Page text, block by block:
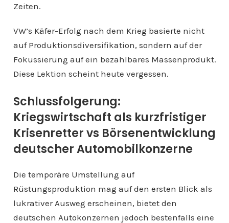
Zeiten.
VW’s Käfer-Erfolg nach dem Krieg basierte nicht
auf Produktionsdiversifikation, sondern auf der
Fokussierung auf ein bezahlbares Massenprodukt.
Diese Lektion scheint heute vergessen.
Schlussfolgerung:
Kriegswirtschaft als kurzfristiger
Krisenretter vs Börsenentwicklung
deutscher Automobilkonzerne
Die temporäre Umstellung auf
Rüstungsproduktion mag auf den ersten Blick als
lukrativer Ausweg erscheinen, bietet den
deutschen Autokonzernen jedoch bestenfalls eine